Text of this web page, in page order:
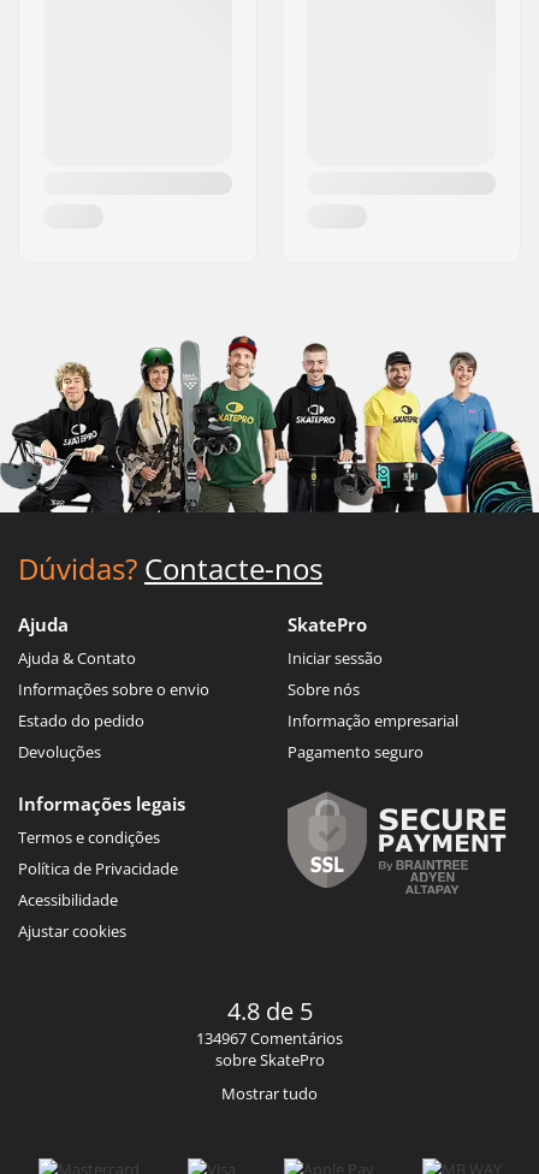
Dúvidas? Contacte-nos
Ajuda
Ajuda & Contato
Informações sobre o envio
Estado do pedido
Devoluções
SkatePro
Iniciar sessão
Sobre nós
Informação empresarial
Pagamento seguro
Informações legais
Termos e condições
Política de Privacidade
Acessibilidade
Ajustar cookies
4.8 de 5
134967 Comentários
sobre SkatePro
Mostrar tudo